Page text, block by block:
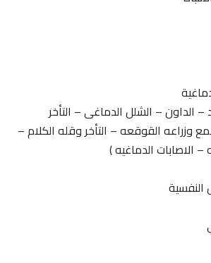
– الداون – الشلل الدماغى – التأخر
القوقعه – التأخر وقله الكلام –
– الاصابات الدماغيه )
النفسية